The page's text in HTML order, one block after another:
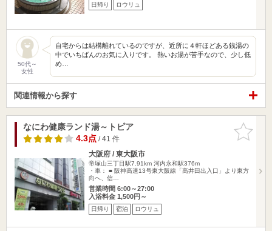
日帰り ロウリュ
50代～
女性
自宅からは結構離れているのですが、近所に４軒ほどある銭湯の
中でいちばんのお気に入りです。 熱いお湯が苦手なので、少し低
め…
関連情報から探す
お気に入
りに追加
なにわ健康ランド湯～トピア
4.3点/ 41 件
大阪府 / 東大阪市
帝塚山三丁目駅7.91km 河内永和駅376m
・車： ■ 阪神高速13号東大阪線「高井田出入口」より東方
向へ、信…
営業時間 6:00～27:00
入浴料金 1,500円～
日帰り 宿泊 ロウリュ